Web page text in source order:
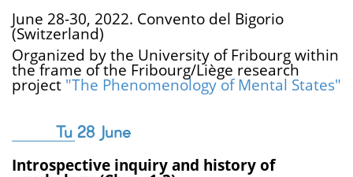
June 28-30, 2022. Convento del Bigorio
(Switzerland)
Organized by the University of Fribourg within
the frame of the Fribourg/Liège research
project "The Phenomenology of Mental States"
Tu 28 June
Introspective inquiry and history of